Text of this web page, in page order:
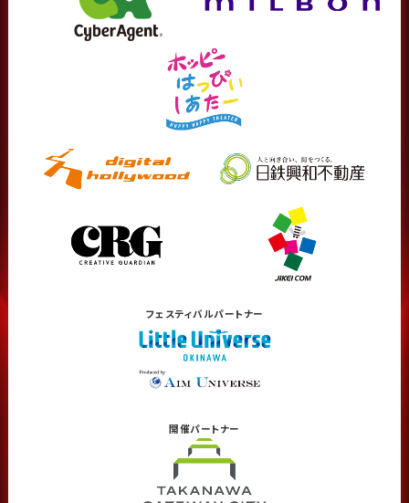
フェスティバルパートナー
開催パートナー